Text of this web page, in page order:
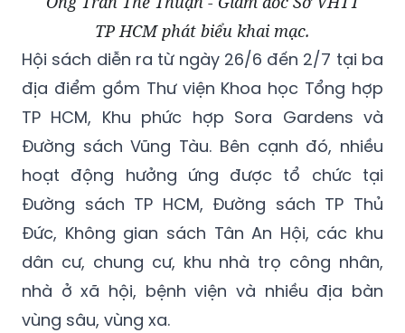
TP HCM phát biểu khai mạc.
Hội sách diễn ra từ ngày 26/6 đến 2/7 tại ba
địa điểm gồm Thư viện Khoa học Tổng hợp
TP HCM, Khu phức hợp Sora Gardens và
Đường sách Vũng Tàu. Bên cạnh đó, nhiều
hoạt động hưởng ứng được tổ chức tại
Đường sách TP HCM, Đường sách TP Thủ
Đức, Không gian sách Tân An Hội, các khu
dân cư, chung cư, khu nhà trọ công nhân,
nhà ở xã hội, bệnh viện và nhiều địa bàn
vùng sâu, vùng xa.